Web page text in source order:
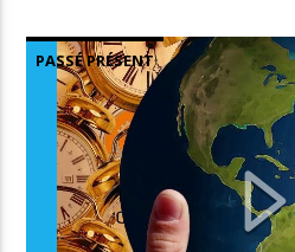
PASSÉ PRÉSENT